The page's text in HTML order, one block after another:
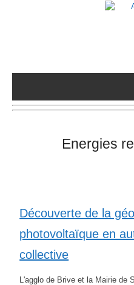
Energies
Découverte de la
photovoltaïque en
collective
L'agglo de Brive et la Mairie de